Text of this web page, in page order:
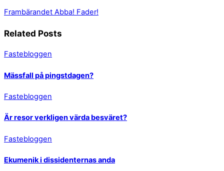
Frambärandet Abba! Fader!
Related Posts
Fastebloggen
Mässfall på pingstdagen?
Fastebloggen
Är resor verkligen värda besväret?
Fastebloggen
Ekumenik i dissidenternas anda